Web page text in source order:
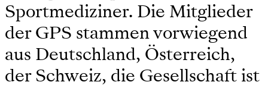
Sportmediziner. Die Mitglieder
der GPS stammen vorwiegend
aus Deutschland, Österreich,
der Schweiz, die Gesellschaft ist